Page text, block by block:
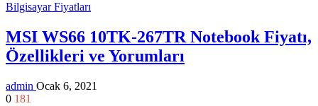
Bilgisayar Fiyatları
MSI WS66 10TK-267TR Notebook Fiyatı,
Özellikleri ve Yorumları
admin Ocak 6, 2021
0 181